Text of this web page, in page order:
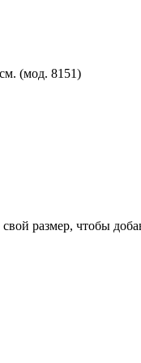
(мод. 8151)
размер, чтобы